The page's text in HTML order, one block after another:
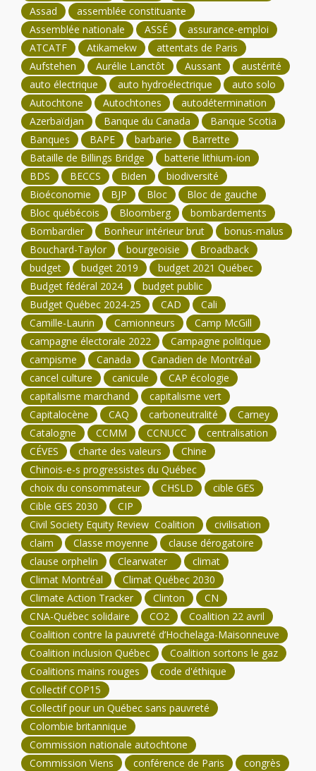
Assad
assemblée constituante
Assemblée nationale
ASSÉ
assurance-emploi
ATCATF
Atikamekw
attentats de Paris
Aufstehen
Aurélie Lanctôt Aussant
austérité
auto électrique
auto hydroélectrique
auto solo
Autochtone
Autochtones
autodétermination
Azerbaïdjan
Banque du Canada
Banque Scotia
Banques
BAPE barbarie
Barrette
Bataille de Billings Bridge
batterie lithium-ion
BDS
BECCS Biden
biodiversité
Bioéconomie
BJP Bloc
Bloc de gauche
Bloc québécois
Bloomberg
bombardements
Bombardier
Bonheur intérieur brut
bonus-malus
Bouchard-Taylor
bourgeoisie
Broadback
budget
budget 2019
budget 2021 Québec
Budget fédéral 2024
budget public
Budget Québec 2024-25
CAD
Cali
Camille-Laurin
Camionneurs
Camp McGill
campagne électorale 2022
Campagne politique
campisme
Canada
Canadien de Montréal
cancel culture
canicule
CAP écologie
capitalisme marchand
capitalisme vert
Capitalocène
CAQ carboneutralité
Carney
Catalogne
CCMM CCNUCC
centralisation
CÉVES
charte des valeurs
Chine
Chinois-e-s progressistes du Québec
choix du consommateur
CHSLD
cible GES
Cible GES 2030
CIP
Civil Society Equity Review Coalition
civilisation
claim
Classe moyenne
clause dérogatoire
clause orphelin
Clearwater
climat
Climat Montréal
Climat Québec 2030
Climate Action Tracker
Clinton
CN
CNA-Québec solidaire
CO2
Coalition 22 avril
Coalition contre la pauvreté d’Hochelaga-Maisonneuve
Coalition inclusion Québec
Coalition sortons le gaz
Coalitions mains rouges
code d'éthique
Collectif COP15
Collectif pour un Québec sans pauvreté
Colombie britannique
Commission nationale autochtone
Commission Viens
conférence de Paris
congrès